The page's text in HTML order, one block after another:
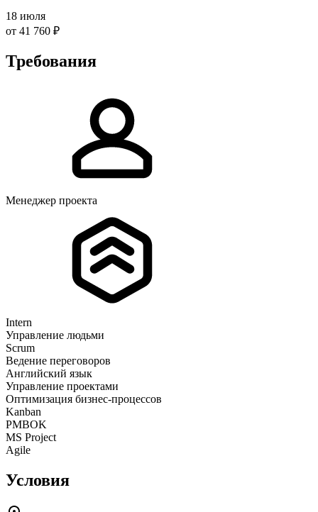
18 июля
от 41 760 ₽
Требования
Менеджер проекта
Intern
Управление людьми
Scrum
Ведение переговоров
Английский язык
Управление проектами
Оптимизация бизнес-процессов
Kanban
PMBOK
MS Project
Agile
Условия